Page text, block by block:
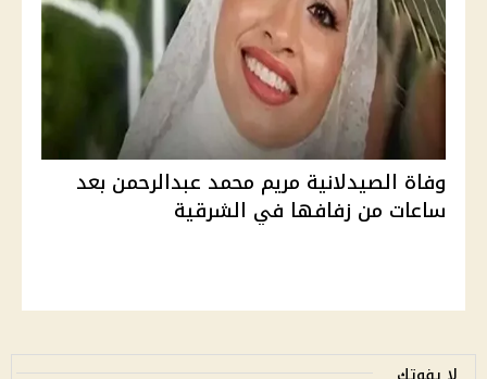
وفاة الصيدلانية مريم محمد عبدالرحمن بعد
ساعات من زفافها في الشرقية